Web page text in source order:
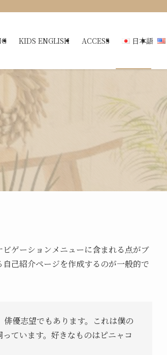
KIDS ENGLISH ACCESS 日本語
ゲーションメニューに含まれる点がブ
己紹介ページを作成するのが一般的で
優志望でもあります。これは僕の
ています。好きなものはピニャコ